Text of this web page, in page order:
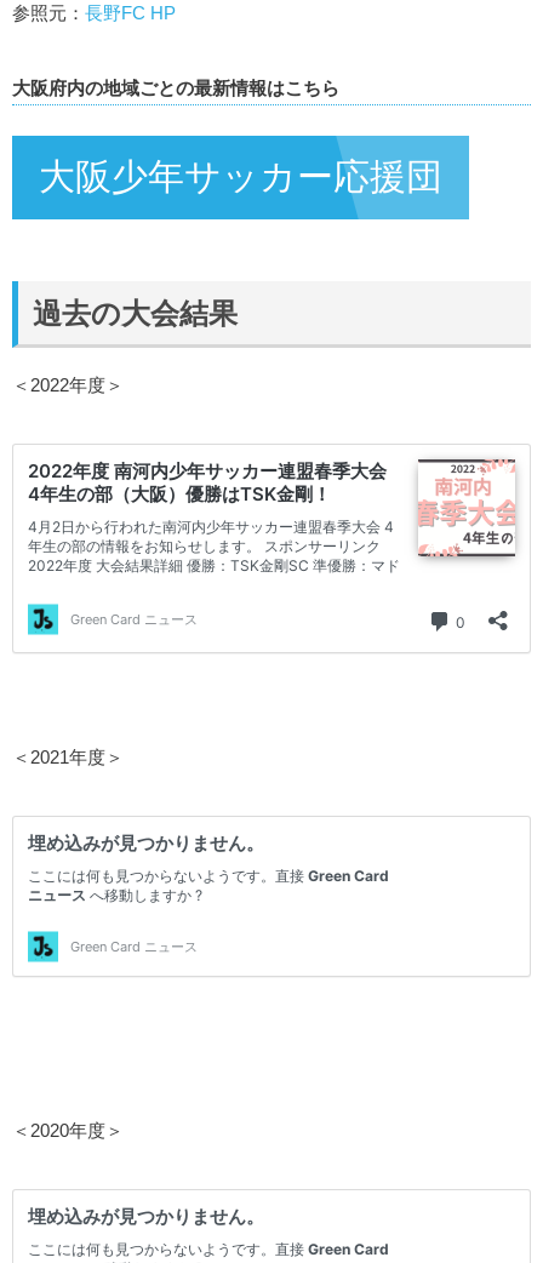
参照元： 長野FC HP
大阪府内の地域ごとの最新情報はこちら
大阪少年サッカー応援団
過去の大会結果
＜2022年度＞
＜2021年度＞
＜2020年度＞